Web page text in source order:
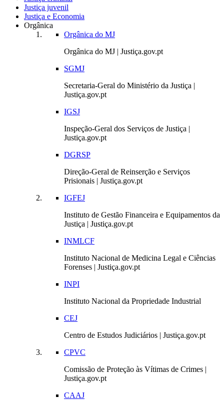
Justiça juvenil
Justiça e Economia
Orgânica
Orgânica do MJ
Orgânica do MJ | Justiça.gov.pt
SGMJ
Secretaria-Geral do Ministério da Justiça |
Justiça.gov.pt
IGSJ
Inspeção-Geral dos Serviços de Justiça |
Justiça.gov.pt
DGRSP
Direção-Geral de Reinserção e Serviços
Prisionais | Justiça.gov.pt
IGFEJ
Instituto de Gestão Financeira e Equipamentos da
Justiça | Justiça.gov.pt
INMLCF
Instituto Nacional de Medicina Legal e Ciências
Forenses | Justiça.gov.pt
INPI
Instituto Nacional da Propriedade Industrial
CEJ
Centro de Estudos Judiciários | Justiça.gov.pt
CPVC
Comissão de Proteção às Vítimas de Crimes |
Justiça.gov.pt
CAAJ